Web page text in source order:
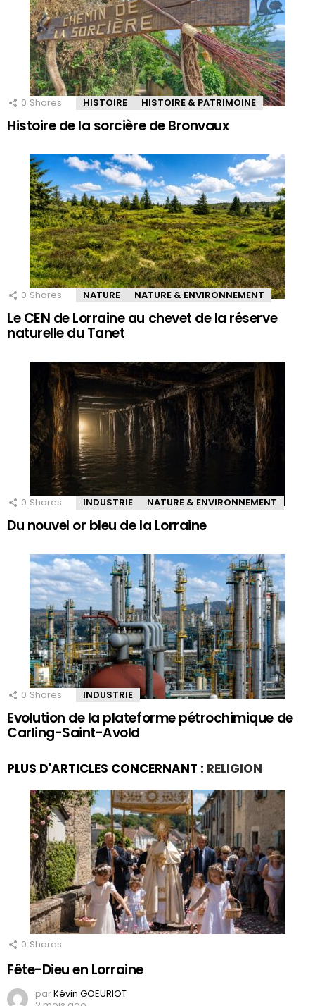
0 Shares HISTOIRE HISTOIRE & PATRIMOINE
Histoire de la sorcière de Bronvaux
0 Shares NATURE NATURE & ENVIRONNEMENT
Le CEN de Lorraine au chevet de la réserve
naturelle du Tanet
0 Shares INDUSTRIE NATURE & ENVIRONNEMENT
Du nouvel or bleu de la Lorraine
0 Shares INDUSTRIE
Evolution de la plateforme pétrochimique de
Carling-Saint-Avold
PLUS D'ARTICLES CONCERNANT : RELIGION
0 Shares
Fête-Dieu en Lorraine
parKévin GOEURIOT